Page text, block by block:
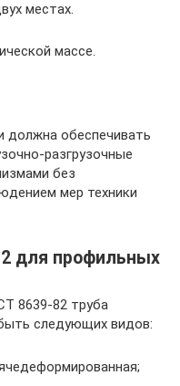
местах.
массе.
должна обеспечивать
разгрузочные
без
мер техники
для профильных
8639-82 труба
следующих видов: